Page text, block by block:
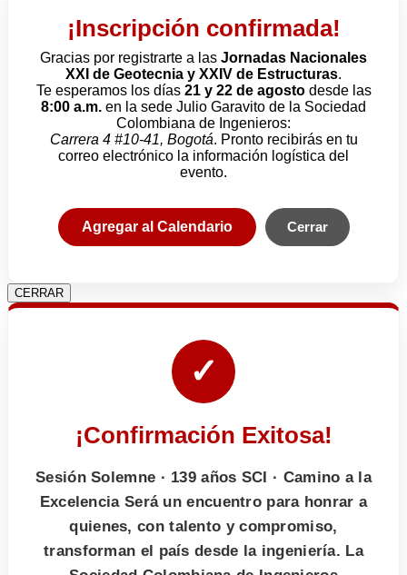
¡Inscripción confirmada!
Gracias por registrarte a las Jornadas Nacionales
XXI de Geotecnia y XXIV de Estructuras.
Te esperamos los días 21 y 22 de agostodesde las
8:00 a.m. en la sede Julio Garavito de la Sociedad
Colombiana de Ingenieros:
Carrera 4 #10-41, Bogotá. Pronto recibirás en tu
correo electrónico la información logística del
evento.
Agregar al Calendario Cerrar
CERRAR
✓
¡Confirmación Exitosa!
Sesión Solemne · 139 años SCI · Camino a la
Excelencia Será un encuentro para honrar a
quienes, con talento y compromiso,
transforman el país desde la ingeniería. La